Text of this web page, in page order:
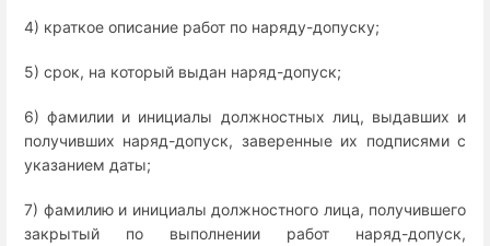
4) краткое описание работ по наряду-допуску;
5) срок, на который выдан наряд-допуск;
6) фамилии и инициалы должностных лиц, выдавших и
получивших наряд-допуск, заверенные их подписями с
указанием даты;
7) фамилию и инициалы должностного лица, получившего
закрытый по выполнении работ наряд-допуск,